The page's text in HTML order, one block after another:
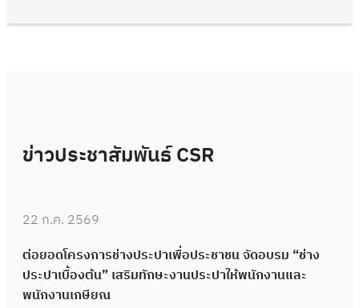
ข่าวประชาสัมพันธ์ CSR
22 ก.ค. 2569
ต่อยอดโครงการช่างประปาเพื่อประชาชน จัดอบรม “ช่าง
ประปาเบื้องต้น” เสริมทักษะงานประปาให้พนักงานและ
พนักงานเกษียณ